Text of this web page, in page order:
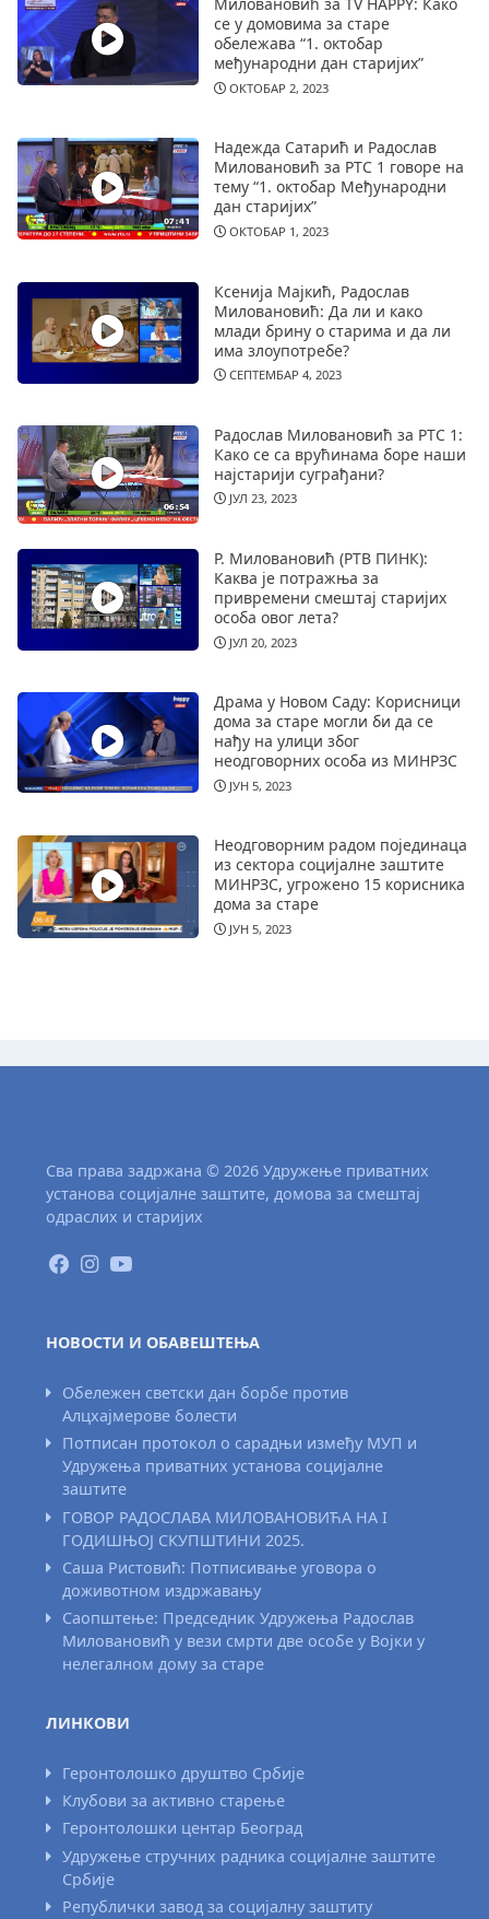
се у домовима за старе
обележава “1. октобар
међународни дан старијих”
ОКТОБАР 2, 2023
Надежда Сатарић и Радослав
Миловановић за РТС 1 говоре на
тему “1. октобар Међународни
дан старијих”
ОКТОБАР 1, 2023
Ксенија Мајкић, Радослав
Миловановић: Да ли и како
млади брину о старима и да ли
има злоупотребе?
СЕПТЕМБАР 4, 2023
Радослав Миловановић за РТС 1:
Како се са врућинама боре наши
најстарији суграђани?
ЈУЛ 23, 2023
Р. Миловановић (РТВ ПИНК):
Каква је потражња за
привремени смештај старијих
особа овог лета?
ЈУЛ 20, 2023
Драма у Новом Саду: Корисници
дома за старе могли би да се
нађу на улици због
неодговорних особа из МИНРЗС
ЈУН 5, 2023
Неодговорним радом појединаца
из сектора социјалне заштите
МИНРЗС, угрожено 15 корисника
дома за старе
ЈУН 5, 2023
Сва права задржана © 2026 Удружење приватних
установа социјалне заштите, домова за смештај
одраслих и старијих
НОВОСТИ И ОБАВЕШТЕЊА
Обележен светски дан борбе против
Алцхајмерове болести
Потписан протокол о сарадњи између МУП и
Удружења приватних установа социјалне
заштите
ГОВОР РАДОСЛАВА МИЛОВАНОВИЋА НА I
ГОДИШЊОЈ СКУПШТИНИ 2025.
Саша Ристовић: Потписивање уговора о
доживотном издржавању
Саопштење: Председник Удружења Радослав
Миловановић у вези смрти две особе у Војки у
нелегалном дому за старе
ЛИНКОВИ
Геронтолошко друштво Србије
Клубови за активно старење
Геронтолошки центар Београд
Удружење стручних радника социјалне заштите
Србије
Републички завод за социјалну заштиту